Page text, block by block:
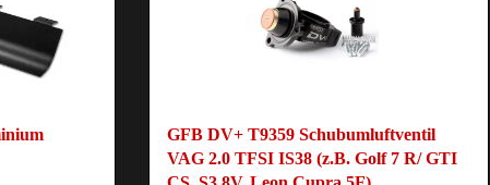
GFB DV+ T9359 Schubumluftventil
VAG 2.0 TFSI IS38 (z.B. Golf 7 R/ GTI